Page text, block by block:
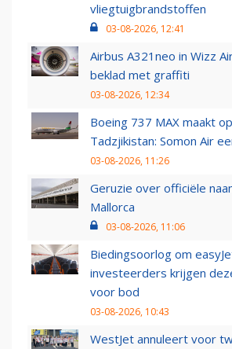
vliegtuigbrandstoffen
03-08-2026, 12:41
Airbus A321neo in Wizz
beklad met graffiti
03-08-2026, 12:34
Boeing 737 MAX maakt
Tadzjikistan: Somon Air
03-08-2026, 11:26
Geruzie over officiële
Mallorca
03-08-2026, 11:06
Biedingsoorlog om
investeerders krijgen
voor bod
03-08-2026, 10:43
WestJet annuleert voor